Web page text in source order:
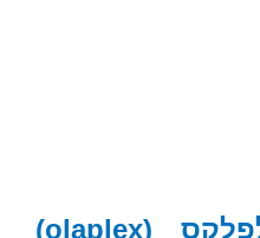
קניית מוצרי אולפלקס (olaplex)